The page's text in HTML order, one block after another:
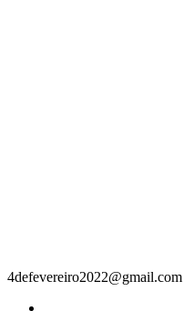
4defevereiro2022@gmail.com